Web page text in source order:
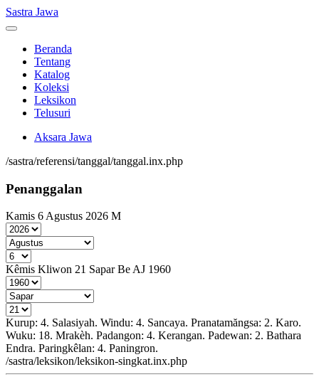
Sastra Jawa
Beranda
Tentang
Katalog
Koleksi
Leksikon
Telusuri
Aksara Jawa
/sastra/referensi/tanggal/tanggal.inx.php
Penanggalan
Kamis 6 Agustus 2026 M
Kêmis Kliwon 21 Sapar Be AJ 1960
Kurup: 4. Salasiyah. Windu: 4. Sancaya. Pranatamăngsa: 2. Karo.
Wuku: 18. Mrakèh. Padangon: 4. Kerangan. Padewan: 2. Bathara
Endra. Paringkêlan: 4. Paningron.
/sastra/leksikon/leksikon-singkat.inx.php